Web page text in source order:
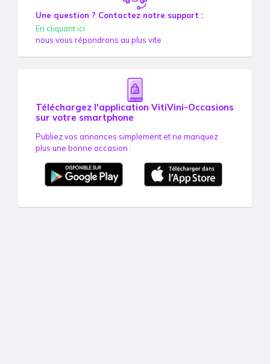
Une question ? Contactez notre support :
En cliquant ici
nous vous répondrons au plus vite
Téléchargez l'application VitiVini-Occasions
sur votre smartphone
Publiez vos annonces simplement et ne manquez
plus une bonne occasion :